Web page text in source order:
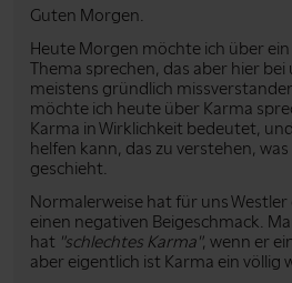
Guten Morgen.
Heute Morgen möchte ich über
Thema sprechen, das aber hier bei
meistens gründlich
möchte ich heute über Karma
Karma in Wirklichkeit bedeutet,
helfen kann, das zu verstehen, was
geschieht.
Normalerweise hat für uns Westler
einen negativen Beigeschmack.
hat "schlechtes Karma", wenn er
aber eigentlich ist Karma ein völlig